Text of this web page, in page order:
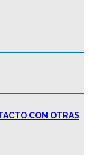
CON OTRAS